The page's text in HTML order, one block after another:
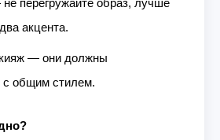
перегружайте образ, лучше
акцента.
— они должны
с общим стилем.